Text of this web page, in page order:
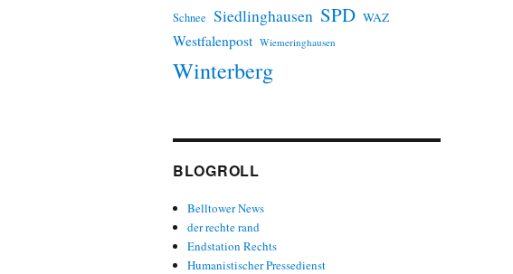
Schnee Siedlinghausen SPD WAZ
Westfalenpost Wiemeringhausen
Winterberg
BLOGROLL
Belltower News
der rechte rand
Endstation Rechts
Humanistischer Pressedienst